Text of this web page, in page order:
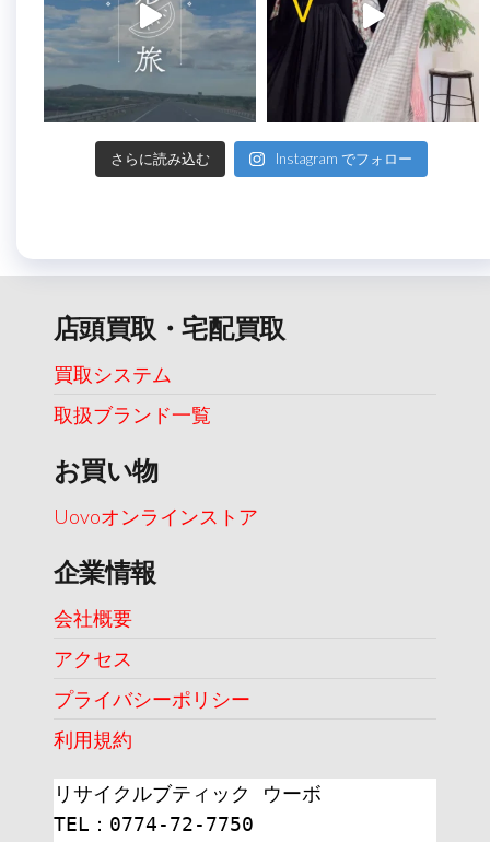
さらに読み込む Instagram でフォロー
店頭買取・宅配買取
買取システム
取扱ブランド一覧
お買い物
Uovoオンラインストア
企業情報
会社概要
アクセス
プライバシーポリシー
利用規約
リサイクルブティック ウーボ
TEL：0774-72-7750